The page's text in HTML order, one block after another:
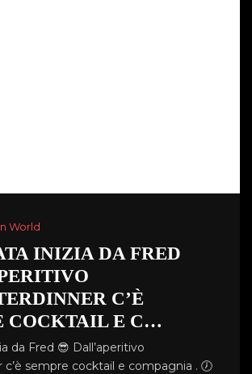
World
INIZIA DA FRED
C’È
COCKTAIL E C…
da Fred 😎 Dall’aperitivo
c’è sempre cocktail e compagnia . 🕖